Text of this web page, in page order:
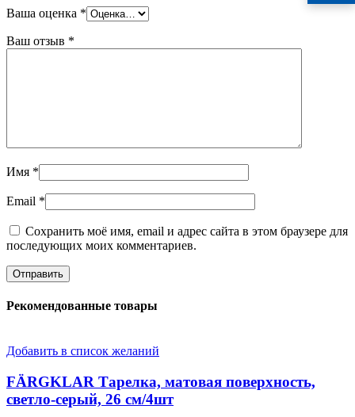
Ваша оценка *
Ваш отзыв *
Имя *
Email *
Сохранить моё имя, email и адрес сайта в этом браузере для
последующих моих комментариев.
Рекомендованные товары
Добавить в список желаний
FÄRGKLAR Тарелка, матовая поверхность,
светло-серый, 26 см/4шт